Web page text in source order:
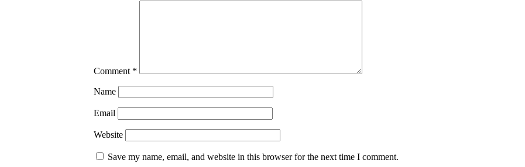
Comment *
Name
Email
Website
Save my name, email, and website in this browser for the next time I comment.